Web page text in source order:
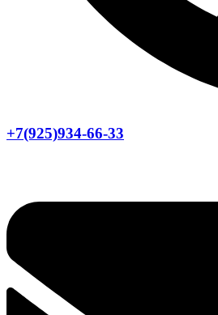
+7(925)934-66-33